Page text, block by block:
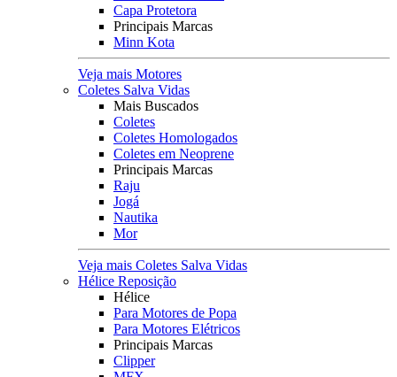
Capa Protetora
Principais Marcas
Minn Kota
Veja mais Motores
Coletes Salva Vidas
Mais Buscados
Coletes
Coletes Homologados
Coletes em Neoprene
Principais Marcas
Raju
Jogá
Nautika
Mor
Veja mais Coletes Salva Vidas
Hélice Reposição
Hélice
Para Motores de Popa
Para Motores Elétricos
Principais Marcas
Clipper